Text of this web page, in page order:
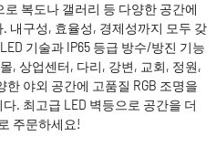
로 복도나 갤러리 등 다양한 공간에
내구성, 효율성, 경제성까지 모두 갖
기술과 IP65 등급 방수/방진 기능
, 상업센터, 다리, 강변, 교회, 정원,
야외 공간에 고품질 RGB 조명을
. 최고급 LED 벽등으로 공간을 더
주문하세요!